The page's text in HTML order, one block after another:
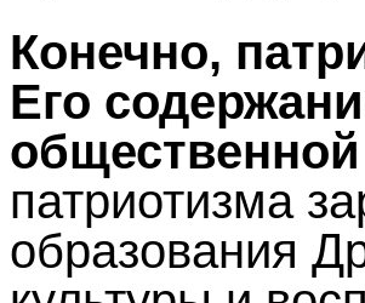
Конечно,
Его
патриотизма
образования